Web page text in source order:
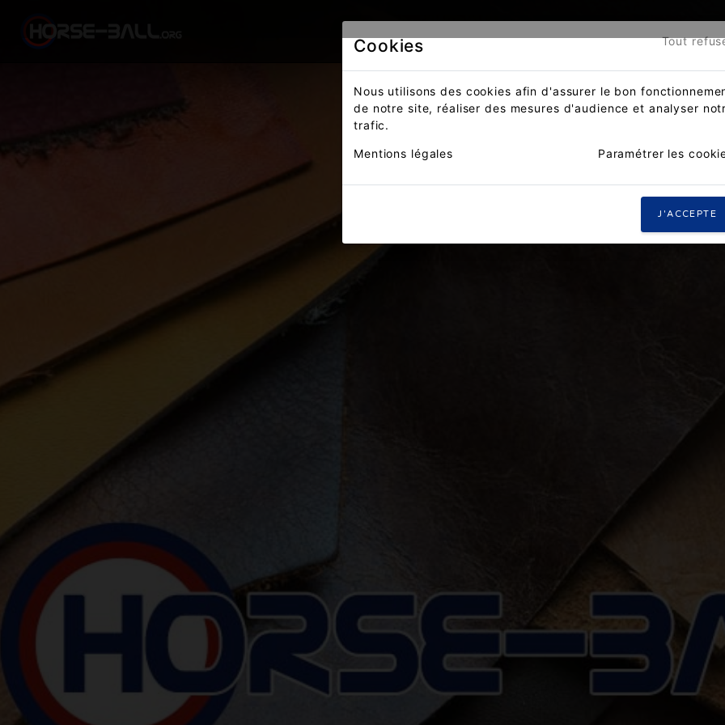
Previous
Cookies Tout
Nous utilisons des cookies afin d'assurer le bon
de notre site, réaliser des mesures d'audience et analyser
trafic.
Mentions légales Paramétrer les
J'ACCEPTE